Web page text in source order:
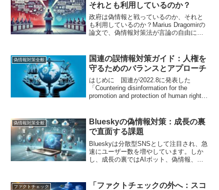
それとも利用しているのか？
政府は偽情報と戦っているのか、それと
も利用しているのか？Marius Dragomirの
論文で、偽情報対策法が言論の自由に与
偽情報対策全般
国連の誤情報対策ガイド：人権を
守るためのバランスとアプローチ
はじめに 国連が2022.8に発表した
「Countering disinformation for the
promotion and protection of human rights
偽情報対策全般
Blueskyの偽情報対策：成長の裏
で直面する課題
Blueskyは分散型SNSとして注目され、急
速にユーザー数を増やしています。しか
し、成長の裏ではAIボット、偽情報、な
が問われています。Blueskyにおける...
ファクトチェック
「ファクトチェックの外へ：スコ